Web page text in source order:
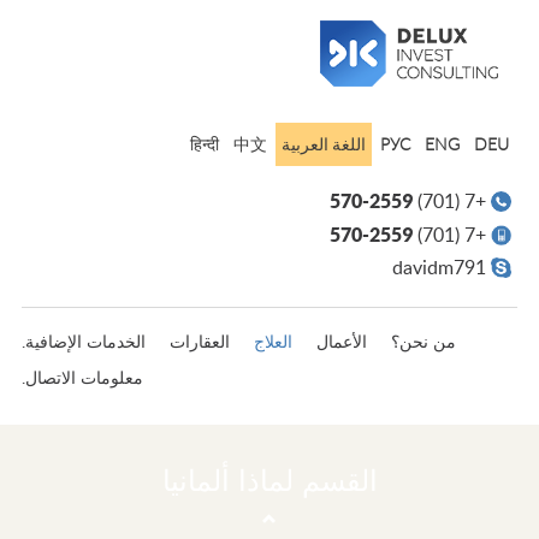
DEU
ENG
РУС اللغة العربية‎‎ 中文
हिन्दी
+7 (701)
570-2559
+7 (701)
570-2559
من نحن؟ الأعمال العلاج العقارات الخدمات الإضافية.
معلومات الاتصال.